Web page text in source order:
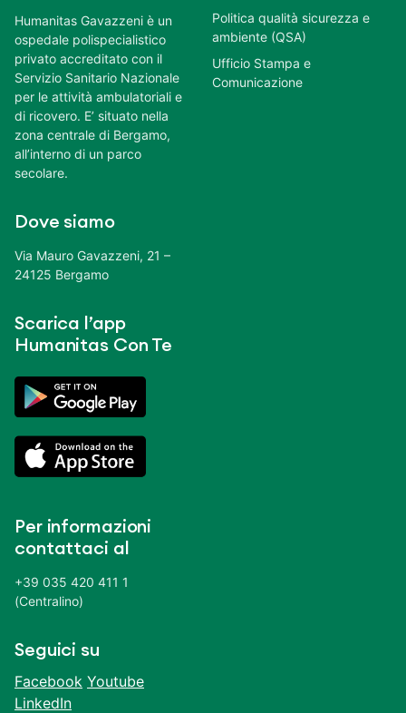
Humanitas Gavazzeni è un
ospedale polispecialistico
privato accreditato con il
Servizio Sanitario Nazionale
per le attività ambulatoriali e
di ricovero. E’ situato nella
zona centrale di Bergamo,
all’interno di un parco
secolare.
Dove siamo
Via Mauro Gavazzeni, 21 –
24125 Bergamo
Scarica l’app
Humanitas Con Te
Per informazioni
contattaci al
+39 035 420 411 1
(Centralino)
Seguici su
Facebook Youtube
LinkedIn
Politica qualità sicurezza e
ambiente (QSA)
Ufficio Stampa e
Comunicazione